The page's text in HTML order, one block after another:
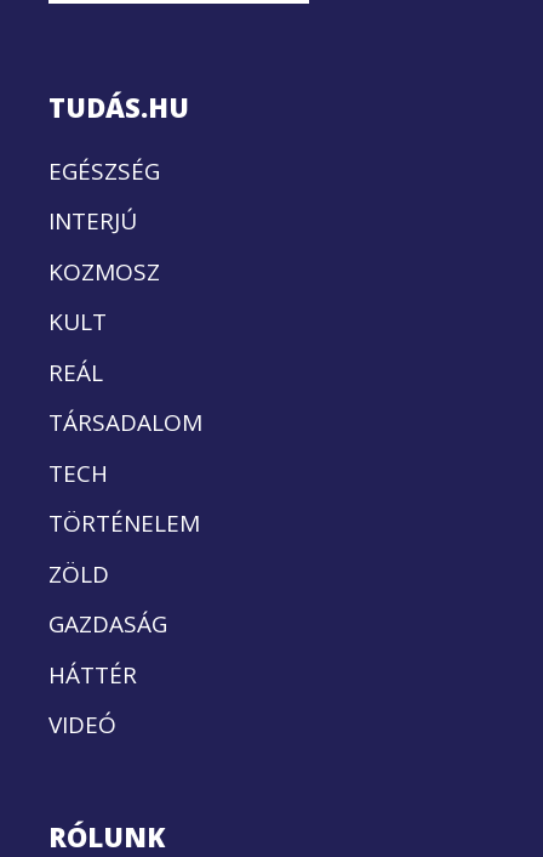
TUDÁS.HU
EGÉSZSÉG
INTERJÚ
KOZMOSZ
KULT
REÁL
TÁRSADALOM
TECH
TÖRTÉNELEM
ZÖLD
GAZDASÁG
HÁTTÉR
VIDEÓ
RÓLUNK